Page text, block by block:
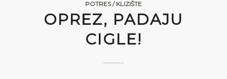
POTRES / KLIZIŠTE
OPREZ, PADAJU
CIGLE!